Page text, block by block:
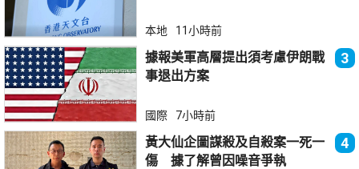
本地 11小時前
據報美軍高層提出須考慮伊朗戰
事退出方案
3
國際 7小時前
黃大仙企圖謀殺及自殺案一死一
傷 據了解曾因噪音爭執
4